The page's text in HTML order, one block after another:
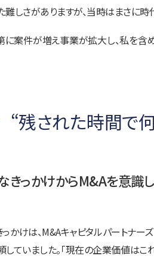
難しさがありますが、当時はまさに
案件が増え事業が拡大し、私を含
“残された時間で
きっかけからM&Aを意識
かけは、M&Aキャピタルパートナ
ていました。「現在の企業価値はこ